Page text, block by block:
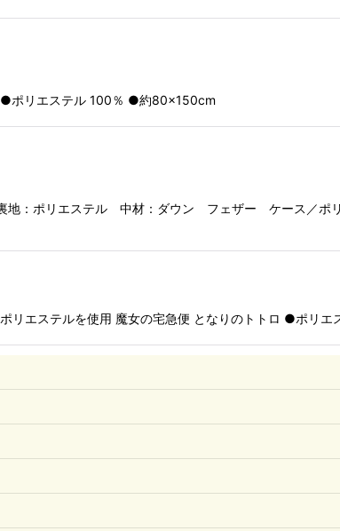
●ポリエステル 100％ ●約80×150cm
地：ポリエステル 中材：ダウン フェザー ケース／ポ
リエステルを使用 魔女の宅急便 となりのトトロ ●ポリエ